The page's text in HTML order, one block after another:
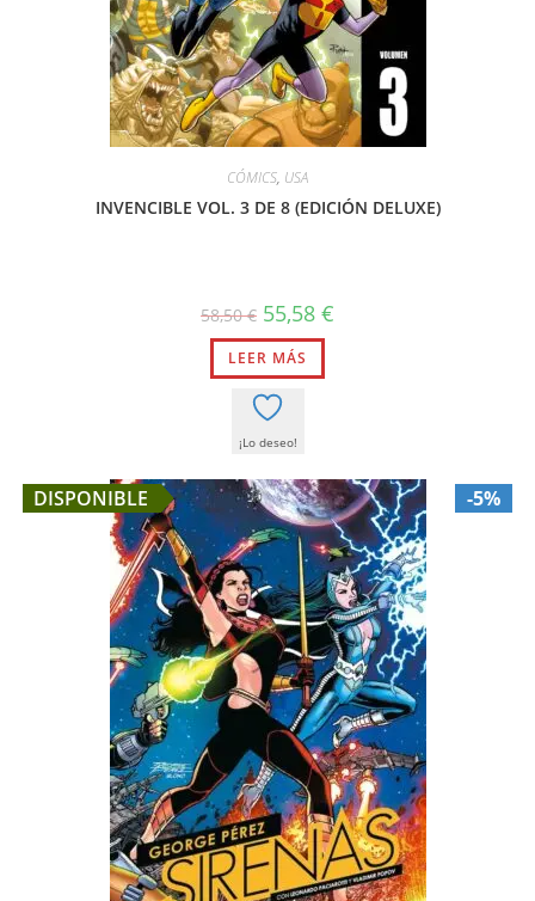
CÓMICS, USA
INVENCIBLE VOL. 3 DE 8 (EDICIÓN DELUXE)
58,50€ El
precio
original
era:
58,50 €.
55,58 €
LEER MÁS
¡Lo deseo!
DISPONIBLE -5%